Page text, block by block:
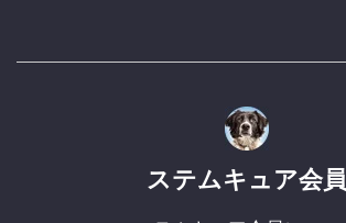
ステムキュア会員